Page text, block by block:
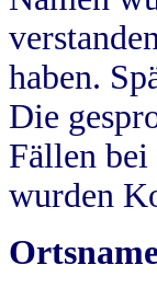
haben.
Die
Fällen
wurden